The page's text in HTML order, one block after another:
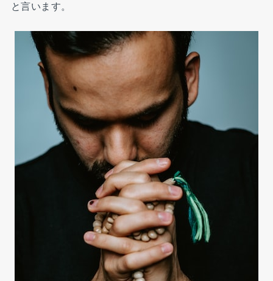
と言います。